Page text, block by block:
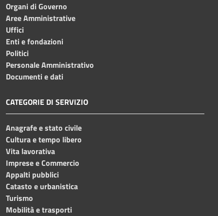
Organi di Governo
Aree Amministrative
Uffici
Enti e fondazioni
Politici
Personale Amministrativo
Documenti e dati
CATEGORIE DI SERVIZIO
Anagrafe e stato civile
Cultura e tempo libero
Vita lavorativa
Imprese e Commercio
Appalti pubblici
Catasto e urbanistica
Turismo
Mobilità e trasporti